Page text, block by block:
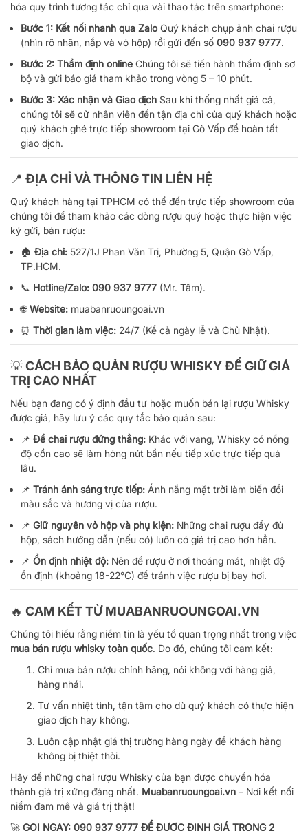
hóa quy trình tương tác chỉ qua vài thao tác trên smartphone:
Bước 1: Kết nối nhanh qua Zalo Quý khách chụp ảnh chai rượu
(nhìn rõ nhãn, nắp và vỏ hộp) rồi gửi đến số 090 937 9777.
Bước 2: Thẩm định online Chúng tôi sẽ tiến hành thẩm định sơ
bộ và gửi báo giá tham khảo trong vòng 5 – 10 phút.
Bước 3: Xác nhận và Giao dịch Sau khi thống nhất giá cả,
chúng tôi sẽ cử nhân viên đến tận địa chỉ của quý khách hoặc
quý khách ghé trực tiếp showroom tại Gò Vấp để hoàn tất
giao dịch.
📍 ĐỊA CHỈ VÀ THÔNG TIN LIÊN HỆ
Quý khách hàng tại TPHCM có thể đến trực tiếp showroom của
chúng tôi để tham khảo các dòng rượu quý hoặc thực hiện việc
ký gửi, bán rượu:
🏠 Địa chỉ: 527/1J Phan Văn Trị, Phường 5, Quận Gò Vấp,
TP.HCM.
📞 Hotline/Zalo: 090 937 9777 (Mr. Tâm).
🌐Website: muabanruoungoai.vn
⏰ Thời gian làm việc: 24/7 (Kể cả ngày lễ và Chủ Nhật).
💡 CÁCH BẢO QUẢN RƯỢU WHISKY ĐỂ GIỮ GIÁ
TRỊ CAO NHẤT
Nếu bạn đang có ý định đầu tư hoặc muốn bán lại rượu Whisky
được giá, hãy lưu ý các quy tắc bảo quản sau:
📌 Để chai rượu đứng thẳng: Khác với vang, Whisky có nồng
độ cồn cao sẽ làm hỏng nút bần nếu tiếp xúc trực tiếp quá
lâu.
📌 Tránh ánh sáng trực tiếp: Ánh nắng mặt trời làm biến đổi
màu sắc và hương vị của rượu.
📌 Giữ nguyên vỏ hộp và phụ kiện: Những chai rượu đầy đủ
hộp, sách hướng dẫn (nếu có) luôn có giá trị cao hơn hẳn.
📌 Ổn định nhiệt độ: Nên để rượu ở nơi thoáng mát, nhiệt độ
ổn định (khoảng 18-22°C) để tránh việc rượu bị bay hơi.
🔥 CAM KẾT TỪ MUABANRUOUNGOAI.VN
Chúng tôi hiểu rằng niềm tin là yếu tố quan trọng nhất trong việc
mua bán rượu whisky toàn quốc. Do đó, chúng tôi cam kết:
Chỉ mua bán rượu chính hãng, nói không với hàng giả,
hàng nhái.
Tư vấn nhiệt tình, tận tâm cho dù quý khách có thực hiện
giao dịch hay không.
Luôn cập nhật giá thị trường hàng ngày để khách hàng
không bị thiệt thòi.
Hãy để những chai rượu Whisky của bạn được chuyển hóa
thành giá trị xứng đáng nhất. Muabanruoungoai.vn – Nơi kết nối
niềm đam mê và giá trị thật!
🚀 GỌI NGAY: 090 937 9777 ĐỂ ĐƯỢC ĐỊNH GIÁ TRONG 2